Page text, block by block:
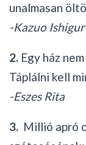
unalmasan
-Kazuo
2. Egy ház
Táplálni kell
-Eszes Rita
3. Millió apró